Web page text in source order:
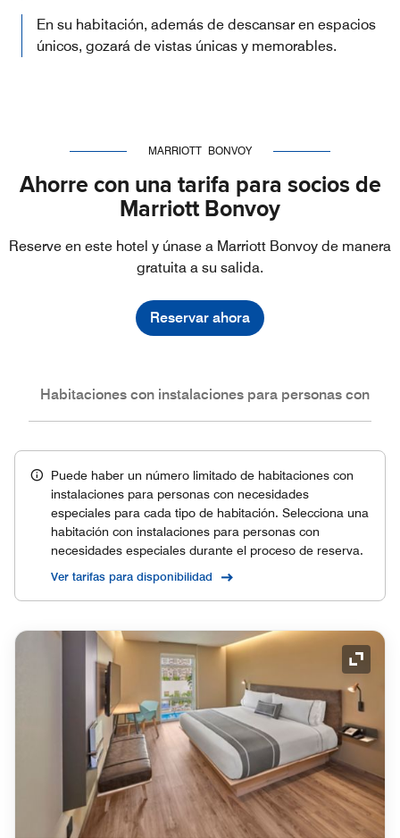
En su habitación, además de descansar en espacios
únicos, gozará de vistas únicas y memorables.
MARRIOTT BONVOY
Ahorre con una tarifa para socios de
Marriott Bonvoy
Reserve en este hotel y únase a Marriott Bonvoy de manera
gratuita a su salida.
Reservar ahora
Habitaciones con instalaciones para personas con
Puede haber un número limitado de habitaciones con
instalaciones para personas con necesidades
especiales para cada tipo de habitación. Selecciona una
habitación con instalaciones para personas con
necesidades especiales durante el proceso de reserva.
Ver tarifas para disponibilidad
Icono